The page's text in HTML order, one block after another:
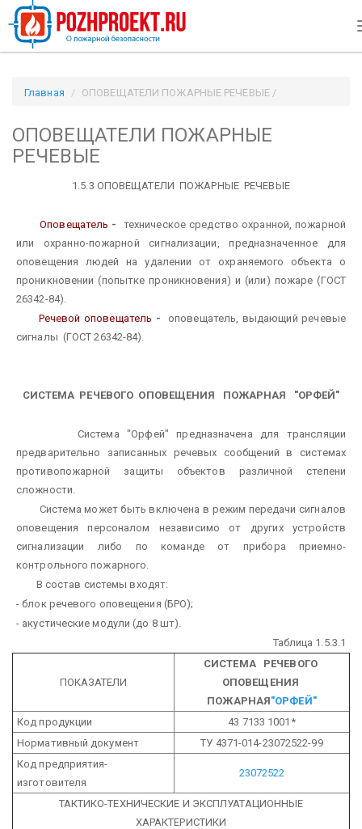
Главная
ОПОВЕЩАТЕЛИ ПОЖАРНЫЕ РЕЧЕВЫЕ /
ОПОВЕЩАТЕЛИ ПОЖАРНЫЕ
РЕЧЕВЫЕ
1.5.3 ОПОВЕЩАТЕЛИ ПОЖАРНЫЕ РЕЧЕВЫЕ
Оповещатель -
техническое средство охранной, пожарной
или охранно-пожарной сигнализации, предназначенное для
оповещения людей на удалении от охраняемого объекта о
проникновении (попытке проникновения) и (или) пожаре (ГОСТ
26342-84).
Речевой оповещатель - оповещатель, выдающий речевые
сигналы (ГОСТ 26342-84).
СИСТЕМА РЕЧЕВОГО ОПОВЕЩЕНИЯ ПОЖАРНАЯ "ОРФЕЙ"
Система "Орфей" предназначена для трансляции
предварительно записанных речевых сообщений в системах
противопожарной защиты объектов различной степени
сложности.
Система может быть включена в режим передачи сигналов
оповещения персоналом независимо от других устройств
сигнализации либо по команде от прибора приемно-
контрольного пожарного.
В состав системы входят:
- блок речевого оповещения (БРО);
- акустические модули (до 8 шт).
Таблица 1.5.3.1
ПОКАЗАТЕЛИ
СИСТЕМА РЕЧЕВОГО
ОПОВЕЩЕНИЯ
ПОЖАРНАЯ"ОРФЕЙ"
Код продукции
43 7133 1001*
Нормативный документ
ТУ 4371-014-23072522-99
Код предприятия-
изготовителя
23072522
ТАКТИКО-ТЕХНИЧЕСКИЕ И ЭКСПЛУАТАЦИОННЫЕ
ХАРАКТЕРИСТИКИ